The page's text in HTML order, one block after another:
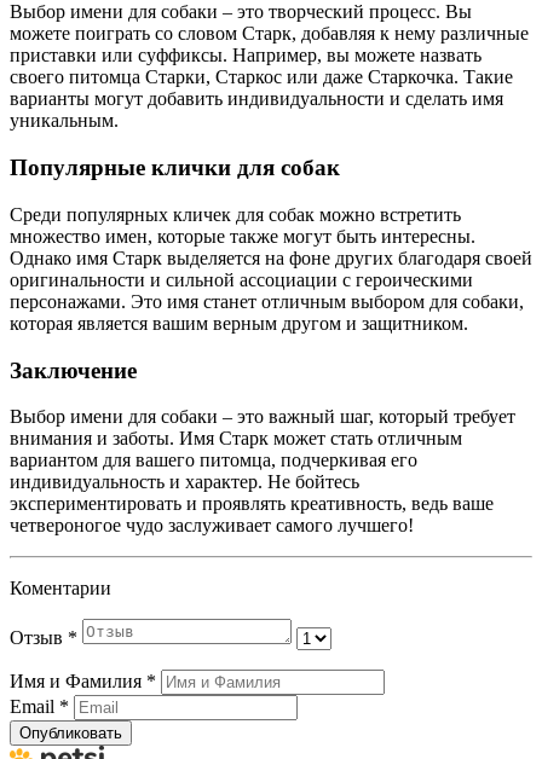
Выбор имени для собаки – это творческий процесс. Вы
можете поиграть со словом Старк, добавляя к нему различные
приставки или суффиксы. Например, вы можете назвать
своего питомца Старки, Старкос или даже Старкочка. Такие
варианты могут добавить индивидуальности и сделать имя
уникальным.
Популярные клички для собак
Среди популярных кличек для собак можно встретить
множество имен, которые также могут быть интересны.
Однако имя Старк выделяется на фоне других благодаря своей
оригинальности и сильной ассоциации с героическими
персонажами. Это имя станет отличным выбором для собаки,
которая является вашим верным другом и защитником.
Заключение
Выбор имени для собаки – это важный шаг, который требует
внимания и заботы. Имя Старк может стать отличным
вариантом для вашего питомца, подчеркивая его
индивидуальность и характер. Не бойтесь
экспериментировать и проявлять креативность, ведь ваше
четвероногое чудо заслуживает самого лучшего!
Коментарии
Отзыв *
Имя и Фамилия *
Email *
Опубликовать